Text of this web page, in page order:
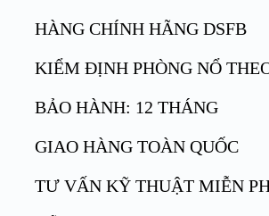
HÀNG CHÍNH HÃNG DSFB
KIỂM ĐỊNH PHÒNG NỔ
BẢO HÀNH: 12 THÁNG
GIAO HÀNG TOÀN QUỐC
TƯ VẤN KỸ THUẬT MIỄN